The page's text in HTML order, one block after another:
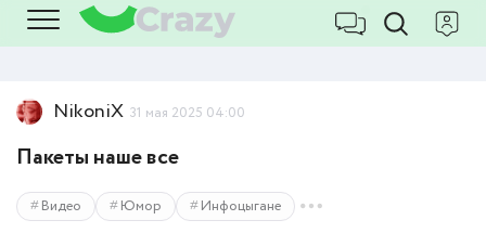
NikoniX 31 мая 2025 04:00
Пакеты наше все
Видео Юмор Инфоцыгане